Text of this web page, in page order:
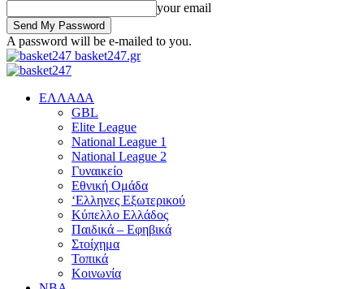
your email
A password will be e-mailed to you.
basket247.gr
EΛΛΑΔΑ
GBL
Elite League
National League 1
National League 2
Γυναικείο
Εθνική Ομάδα
‘Ελληνες Εξωτερικού
Κύπελλο Ελλάδος
Παιδικά – Εφηβικά
Στοίχημα
Τοπικά
Κοινωνία